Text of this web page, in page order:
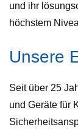
und ihr
höchstem
Unsere
Seit über 25
und Geräte für